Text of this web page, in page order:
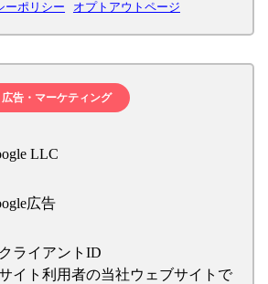
ーポリシー オプトアウトページ
広告・マーケティング
LLC
広告
クライアントID
サイト利用者の当社ウェブサイトで